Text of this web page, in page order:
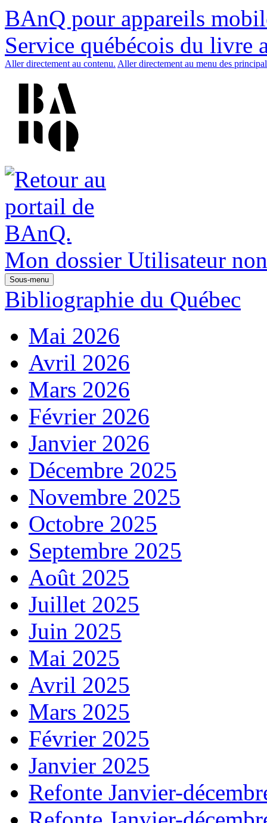
BAnQ pour appareils
Service québécois du livre
Aller directement au contenu. Aller directement au menu des
Mon dossier Utilisateur
Sous-menu
Bibliographie du Québec
Mai 2026
Avril 2026
Mars 2026
Février 2026
Janvier 2026
Décembre 2025
Novembre 2025
Octobre 2025
Septembre 2025
Août 2025
Juillet 2025
Juin 2025
Mai 2025
Avril 2025
Mars 2025
Février 2025
Janvier 2025
Refonte Janvier-